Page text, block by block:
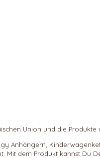
Union und die
Anhängern,
dem Produkt kannst Du